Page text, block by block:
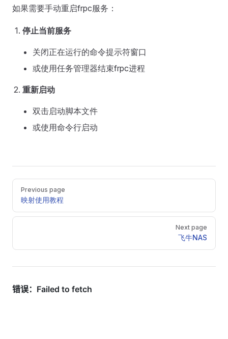
如果需要手动重启frpc服务：
停止当前服务
关闭正在运行的命令提示符窗口
或使用任务管理器结束frpc进程
重新启动
双击启动脚本文件
或使用命令行启动
Pager
Previous page
映射使用教程
Next page
飞牛NAS